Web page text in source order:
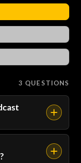
3 QUESTIONS